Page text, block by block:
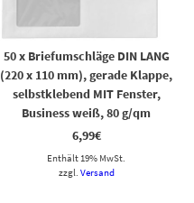
50 x Briefumschläge DIN LANG
(220 x 110 mm), gerade Klappe,
selbstklebend MIT Fenster,
Business weiß, 80 g/qm
6,99€
Enthält 19% MwSt.
zzgl. Versand